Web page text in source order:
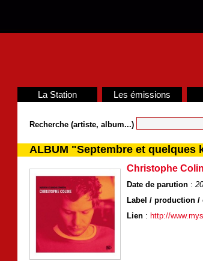
La Station Les émissions
Recherche (artiste, album...)
ALBUM "Septembre et quelques
Christophe
Date de parution:
Label / production
Lien: http://